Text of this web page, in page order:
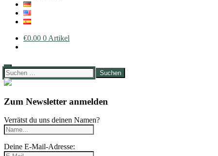
€0.00 0 Artikel
Suchen
nach:
Zum Newsletter anmelden
Verrätst du uns deinen Namen?
Deine E-Mail-Adresse: